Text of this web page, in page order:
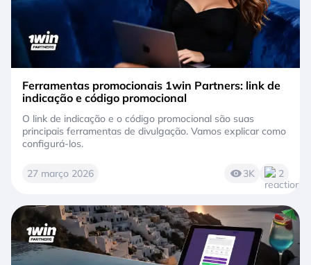
Ferramentas promocionais 1win Partners: link de
indicação e código promocional
O link de indicação e o código promocional são suas
principais ferramentas de divulgação. Vamos explicar como
configurá-los.
27 março 2026 3K 2